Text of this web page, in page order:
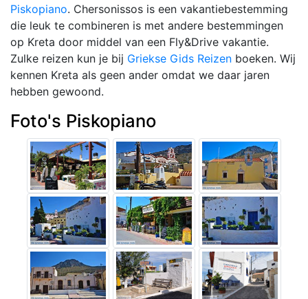
Piskopiano. Chersonissos is een vakantiebestemming
die leuk te combineren is met andere bestemmingen
op Kreta door middel van een Fly&Drive vakantie.
Zulke reizen kun je bij Griekse Gids Reizen boeken. Wij
kennen Kreta als geen ander omdat we daar jaren
hebben gewoond.
Foto's Piskopiano